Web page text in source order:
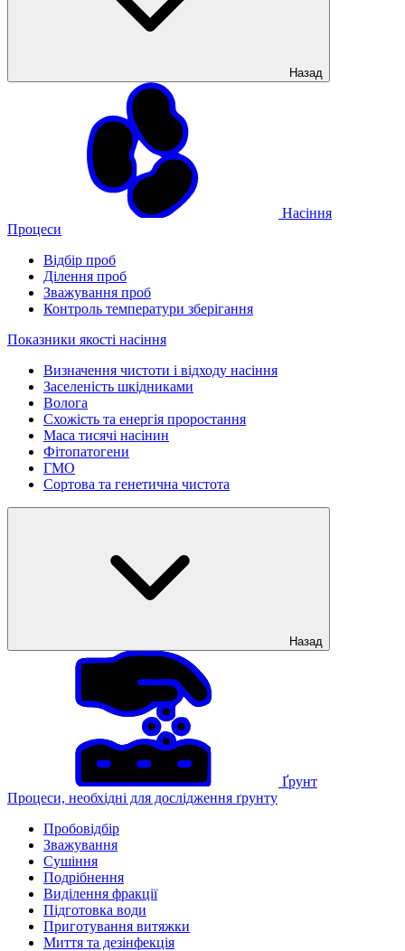
Назад
Насіння
Процеси
Відбір проб
Ділення проб
Зважування проб
Контроль температури зберігання
Показники якості насіння
Визначення чистоти і відходу насіння
Заселеність шкідниками
Волога
Схожість та енергія проростання
Маса тисячі насінин
Фітопатогени
ГМО
Сортова та генетична чистота
Назад
Ґрунт
Процеси, необхідні для дослідження ґрунту
Пробовідбір
Зважування
Сушіння
Подрібнення
Виділення фракції
Підготовка води
Приготування витяжки
Миття та дезінфекція